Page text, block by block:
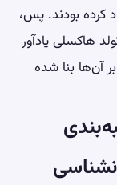
کرده بودند. پس،
هاکسلی یادآور
آن‌ها بنا شده